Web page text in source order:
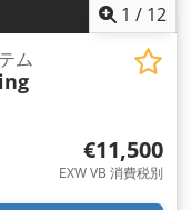
1 / 12
ム
€11,500
EXW VB 消費税別